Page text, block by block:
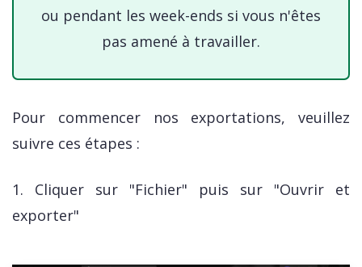
ou pendant les week-ends si vous n'êtes
pas amené à travailler.
Pour commencer nos exportations, veuillez
suivre ces étapes :
1. Cliquer sur "Fichier" puis sur "Ouvrir et
exporter"